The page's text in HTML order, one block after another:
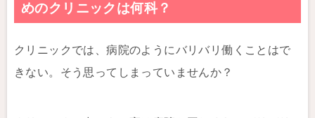
めのクリニックは何科？
クリニックでは、病院のようにバリバリ働くことはで
きない。そう思ってしまっていませんか？